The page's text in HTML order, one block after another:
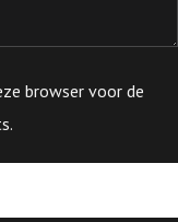
browser voor de